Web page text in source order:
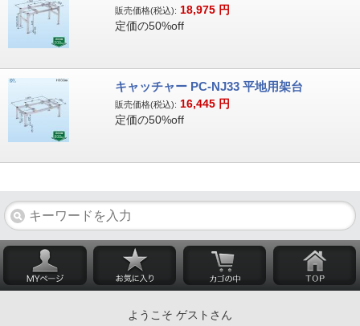
販売価格(税込): 18,975 円
定価の50%off
キャッチャー PC-NJ33 平地用架台
販売価格(税込): 16,445 円
定価の50%off
ようこそ ゲストさん